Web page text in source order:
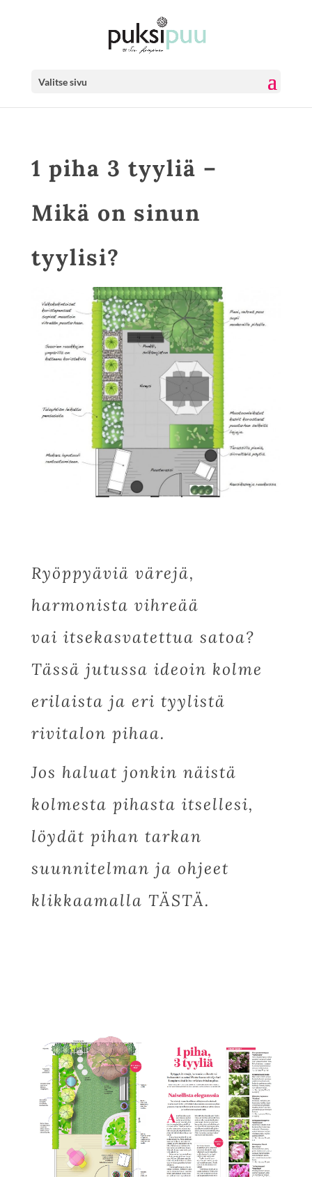
Valitse sivu
1 piha 3 tyyliä –
Mikä on sinun
tyylisi?
Ryöppyäviä värejä,
harmonista vihreää
vai itsekasvatettua satoa?
Tässä jutussa ideoin kolme
erilaista ja eri tyylistä
rivitalon pihaa.
Jos haluat jonkin näistä
kolmesta pihasta itsellesi,
löydät pihan tarkan
suunnitelman ja ohjeet
klikkaamalla TÄSTÄ.